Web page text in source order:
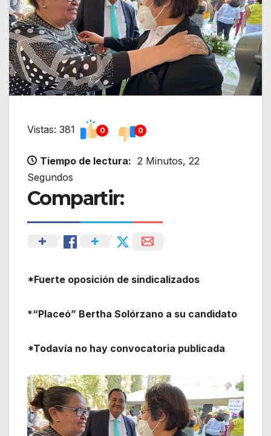
Vistas: 381 0 0
Tiempo de lectura: 2 Minutos, 22
Segundos
Compartir:
*Fuerte oposición de sindicalizados
*“Placeó” Bertha Solórzano a su candidato
*Todavía no hay convocatoria publicada